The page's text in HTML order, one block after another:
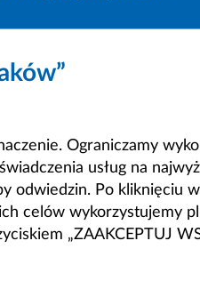
Ograniczamy
usług na
odwiedzin. Po kliknięciu
celów wykorzystujemy
„ZAAKCEPTUJ